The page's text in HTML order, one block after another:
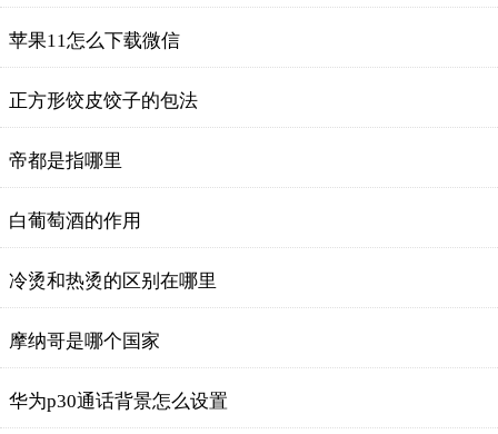
苹果11怎么下载微信
正方形饺皮饺子的包法
帝都是指哪里
白葡萄酒的作用
冷烫和热烫的区别在哪里
摩纳哥是哪个国家
华为p30通话背景怎么设置